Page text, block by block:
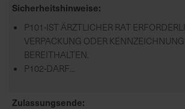
Sicherheitshinweise
P101-IST ÄRZTLICHER RAT
VERPACKUNG ODER
BEREITHALTEN.
P102-DARF...
Zulassungsende